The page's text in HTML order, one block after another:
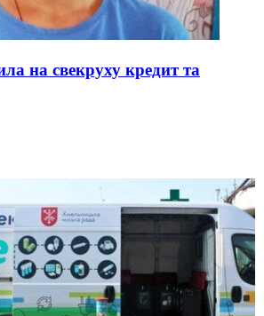
на свекруху кредит та